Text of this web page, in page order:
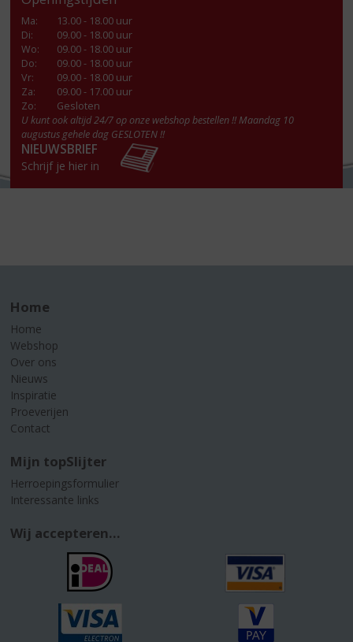
Ma:
13.00 - 18.00 uur
Di:
09.00 - 18.00 uur
Wo:
09.00 - 18.00 uur
Do:
09.00 - 18.00 uur
Vr:
09.00 - 18.00 uur
Za:
09.00 - 17.00 uur
Zo:
Gesloten
U kunt ook altijd 24/7 op onze webshop bestellen !! Maandag 10
augustus gehele dag GESLOTEN !!
NIEUWSBRIEF
Schrijf je hier in
Home
Home
Webshop
Over ons
Nieuws
Inspiratie
Proeverijen
Contact
Mijn topSlijter
Herroepingsformulier
Interessante links
Wij accepteren...